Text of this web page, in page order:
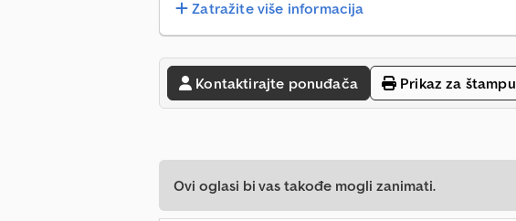
Zatražite više informacija
Kontaktirajte ponuđača Prikaz za štampu
Ovi oglasi bi vas takođe mogli zanimati.